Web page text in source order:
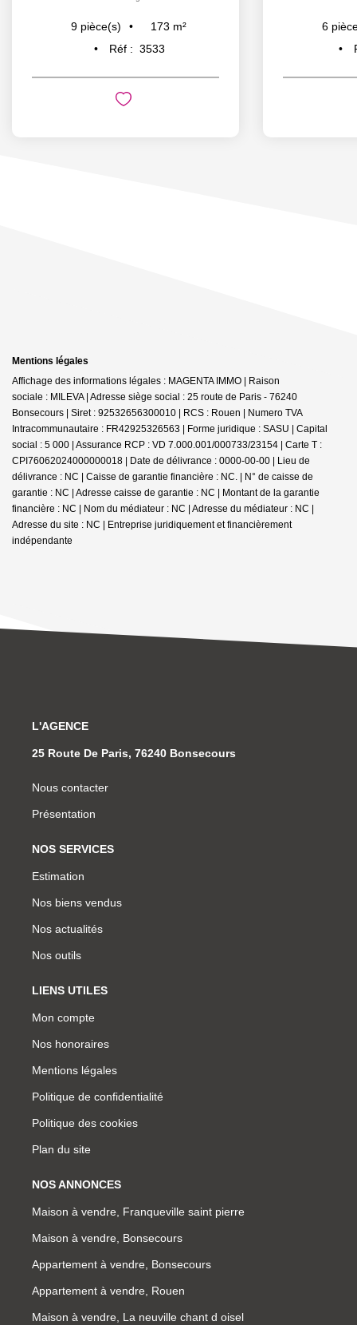
9 pièce(s) 173 m²
Réf : 3533
6
Mentions légales
Affichage des informations légales : MAGENTA IMMO | Raison
sociale : MILEVA | Adresse siège social : 25 route de Paris - 76240
Bonsecours | Siret : 92532656300010 | RCS : Rouen | Numero TVA
Intracommunautaire : FR42925326563 | Forme juridique : SASU | Capital
social : 5 000 | Assurance RCP : VD 7.000.001/000733/23154 | Carte T :
CPI76062024000000018 | Date de délivrance : 0000-00-00 | Lieu de
délivrance : NC | Caisse de garantie financière : NC. | N° de caisse de
garantie : NC | Adresse caisse de garantie : NC | Montant de la garantie
financière : NC | Nom du médiateur : NC | Adresse du médiateur : NC |
Adresse du site : NC | Entreprise juridiquement et financièrement
indépendante
L'AGENCE
25 Route De Paris, 76240 Bonsecours
Nous contacter
Présentation
NOS SERVICES
Estimation
Nos biens vendus
Nos actualités
Nos outils
LIENS UTILES
Mon compte
Nos honoraires
Mentions légales
Politique de confidentialité
Politique des cookies
Plan du site
NOS ANNONCES
Maison à vendre, Franqueville saint pierre
Maison à vendre, Bonsecours
Appartement à vendre, Bonsecours
Appartement à vendre, Rouen
Maison à vendre, La neuville chant d oisel